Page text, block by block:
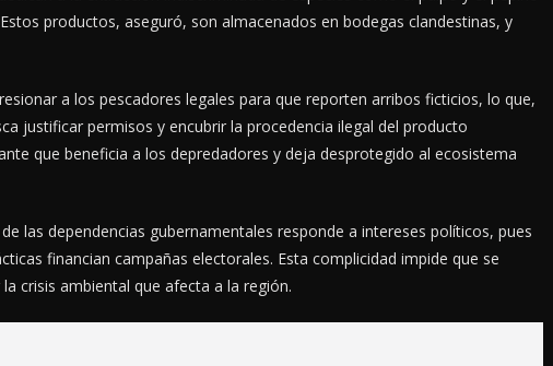
productos, aseguró, son almacenados en bodegas clandestinas, y
a los pescadores legales para que reporten arribos ficticios, lo que,
justificar permisos y encubrir la procedencia ilegal del producto
que beneficia a los depredadores y deja desprotegido al ecosistema
las dependencias gubernamentales responde a intereses políticos, pues
financian campañas electorales. Esta complicidad impide que se
crisis ambiental que afecta a la región.